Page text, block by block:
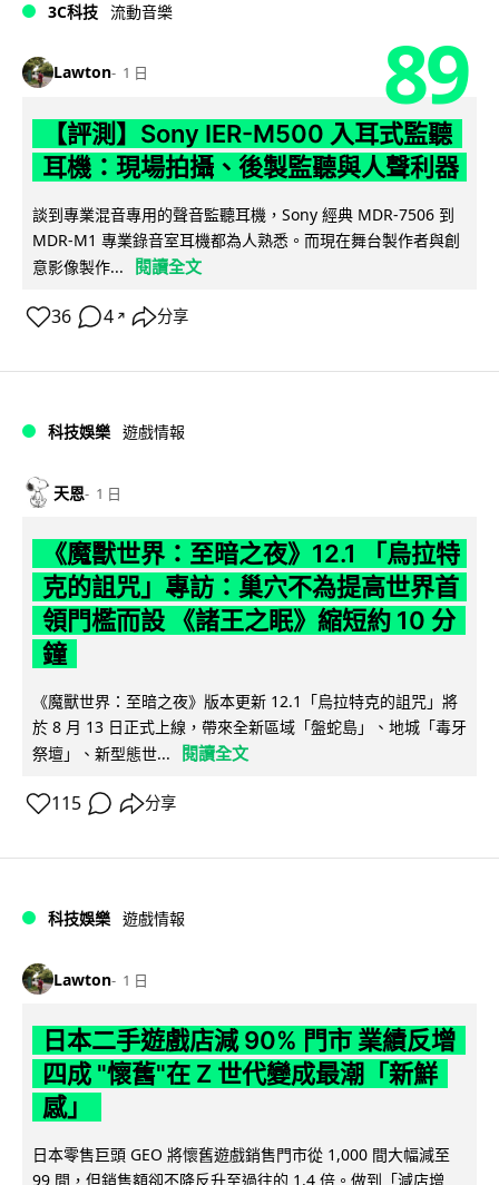
3C科技 流動音樂
Lawton 1 日 89
【評測】Sony IER-M500 入耳式監聽
耳機：現場拍攝、後製監聽與人聲利器
談到專業混音專用的聲音監聽耳機，Sony 經典 MDR-7506 到
MDR-M1 專業錄音室耳機都為人熟悉。而現在舞台製作者與創
意影像製作...
閱讀全文
36 4 ↗ 分享
科技娛樂 遊戲情報
天恩 1 日
《魔獸世界：至暗之夜》12.1 「烏拉特
克的詛咒」專訪：巢穴不為提高世界首
領門檻而設 《諸王之眠》縮短約 10 分
鐘
《魔獸世界：至暗之夜》版本更新 12.1「烏拉特克的詛咒」將
於 8 月 13 日正式上線，帶來全新區域「盤蛇島」、地城「毒牙
祭壇」、新型態世...
閱讀全文
115 分享
科技娛樂 遊戲情報
Lawton 1 日
日本二手遊戲店減 90% 門市 業績反增
四成 "懷舊"在 Z 世代變成最潮「新鮮
感」
日本零售巨頭 GEO 將懷舊遊戲銷售門市從 1,000 間大幅減至
99 間，但銷售額卻不降反升至過往的 1.4 倍。做到「減店增